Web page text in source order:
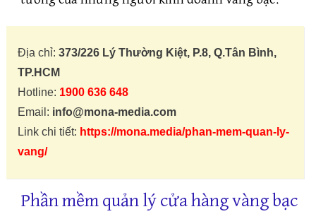
Địa chỉ: 373/226 Lý Thường Kiệt, P.8, Q.Tân Bình,
TP.HCM
Hotline: 1900 636 648
Email: info@mona-media.com
Link chi tiết: https://mona.media/phan-mem-quan-ly-
vang/
Phần mềm quản lý cửa hàng vàng bạc